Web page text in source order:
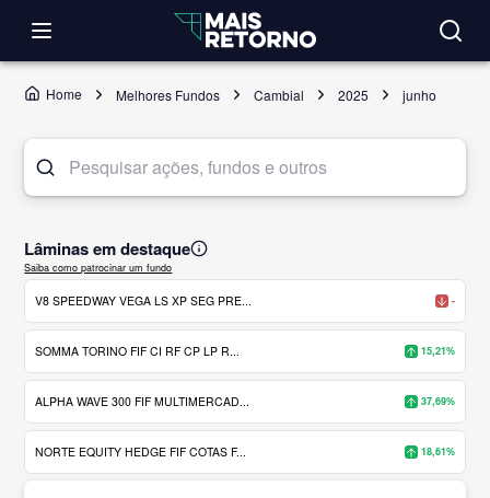
Home Melhores Fundos Cambial 2025 junho
Lâminas em destaque
Saiba como patrocinar um fundo
V8 SPEEDWAY VEGA LS XP SEG PRE... -
SOMMA TORINO FIF CI RF CP LP R... 15,21%
ALPHA WAVE 300 FIF MULTIMERCAD... 37,69%
NORTE EQUITY HEDGE FIF COTAS F... 18,61%